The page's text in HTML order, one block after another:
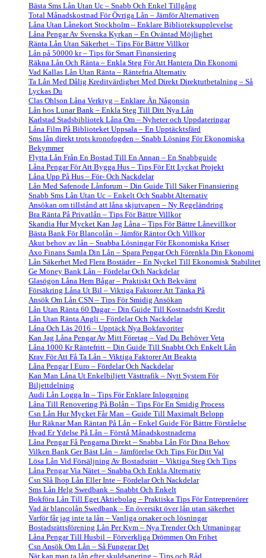
Bästa Sms Lån Utan Uc – Snabb Och Enkel Tillgång
Total Månadskostnad För Övriga Lån – Jämför Alternativen
Låna Utan Lånekort Stockholm – Enklare Biblioteksupplevelse
Låna Pengar Av Svenska Kyrkan – En Oväntad Möjlighet
Ränta Lån Utan Säkerhet – Tips För Bättre Villkor
Lån på 50000 kr – Tips för Smart Finansiering
Räkna Lån Och Ränta – Enkla Steg För Att Hantera Din Ekonomi
Vad Kallas Lån Utan Ränta – Räntefria Alternativ
Ta Lån Med Dålig Kreditvärdighet Med Direkt Direktutbetalning – Så
Lyckas Du
Clas Ohlson Låna Verktyg – Enklare Än Någonsin
Lån hos Lunar Bank – Enkla Steg Till Ditt Nya Lån
Karlstad Stadsbibliotek Låna Om – Nyheter och Uppdateringar
Låna Film På Biblioteket Uppsala – En Upptäcktsfärd
Sms lån direkt trots kronofogden – Snabb Lösning För Ekonomiska
Bekymmer
Flytta Lån Från En Bostad Till En Annan – En Snabbguide
Låna Pengar För Att Bygga Hus – Tips För Ett Lyckat Projekt
Låna Upp På Hus – För- Och Nackdelar
Lån Med Safenode Lånforum – Din Guide Till Säker Finansiering
Snabb Sms Lån Utan Uc – Enkelt Och Snabbt Alternativ
Ansökan om tillstånd att låna skjutvapen – Ny Regeländring
Bra Ränta På Privatlån – Tips För Bättre Villkor
Skandia Hur Mycket Kan Jag Låna – Tips För Bättre Lånevillkor
Bästa Bank För Blancolån – Jämför Räntor Och Villkor
Akut behov av lån – Snabba Lösningar För Ekonomiska Kriser
Axo Finans Samla Din Lån – Spara Pengar Och Förenkla Din Ekonomi
Lån Säkerhet Med Flera Bostäder – En Nyckel Till Ekonomisk Stabilitet
Ge Money Bank Lån – Fördelar Och Nackdelar
Glasögon Låna Hem Bågar – Praktiskt Och Bekvämt
Försäkring Låna Ut Bil – Viktiga Faktorer Att Tänka På
Ansök Om Lån CSN – Tips För Smidig Ansökan
Lån Utan Ränta 60 Dagar – Din Guide Till Kostnadsfri Kredit
Lån Utan Ränta Angli – Fördelar Och Nackdelar
Låna Och Läs 2016 – Upptäck Nya Bokfavoriter
Kan Jag Låna Pengar Av Mitt Företag – Vad Du Behöver Veta
Låna 1000 Kr Räntefritt – Din Guide Till Snabbt Och Enkelt Lån
Krav För Att Få Ta Lån – Viktiga Faktorer Att Beakta
Låna Pengar I Euro – Fördelar Och Nackdelar
Kan Man Låna Ut Enkelbiljett Västtrafik – Nytt System För
Biljettdelning
Audi Lån Logga In – Tips För Enklare Inloggning
Låna Till Renovering På Bolån – Tips För En Smidig Process
Csn Lån Hur Mycket Får Man – Guide Till Maximalt Belopp
Hur Räknar Man Räntan På Lån – Enkel Guide För Bättre Förståelse
Hvad Er Ydelse På Lån – Förstå Månadskostnaderna
Låna Pengar Få Pengarna Direkt – Snabba Lån För Dina Behov
Vilken Bank Ger Bäst Lån – Jämförelse Och Tips För Ditt Val
Lösa Lån Vid Försäljning Av Bostadsrätt – Viktiga Steg Och Tips
Låna Pengar Via Nätet – Snabba Och Enkla Alternativ
Csn Slå Ihop Lån Eller Inte – Fördelar Och Nackdelar
Sms Lån Helg Swedbank – Snabbt Och Enkelt
Bokföra Lån Till Eget Aktiebolag – Praktiska Tips För Entreprenörer
Vad är blancolån Swedbank – En översikt över lån utan säkerhet
Varför får jag inte ta lån – Vanliga orsaker och lösningar
Bostadsrättsförening Lån Per Kvm – Nya Trender Och Utmaningar
Låna Pengar Till Husbil – Förverkliga Drömmen Om Frihet
Csn Ansök Om Lån – Så Fungerar Det
När kan man ta lån efter skuldsanering – Tips och Råd